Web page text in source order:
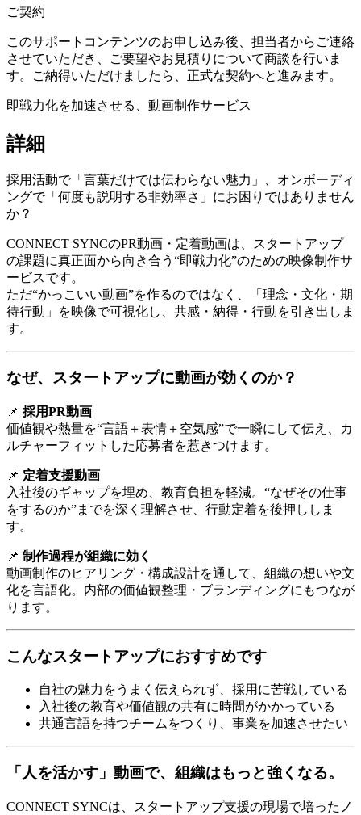
ご契約
このサポートコンテンツのお申し込み後、担当者からご連絡
させていただき、ご要望やお見積りについて商談を行いま
す。ご納得いただけましたら、正式な契約へと進みます。
即戦力化を加速させる、動画制作サービス
詳細
採用活動で「言葉だけでは伝わらない魅力」、オンボーディ
ングで「何度も説明する非効率さ」にお困りではありません
か？
CONNECT SYNCのPR動画・定着動画は、スタートアップ
の課題に真正面から向き合う“即戦力化”のための映像制作サ
ービスです。
ただ“かっこいい動画”を作るのではなく、「理念・文化・期
待行動」を映像で可視化し、共感・納得・行動を引き出しま
す。
なぜ、スタートアップに動画が効くのか？
📌 採用PR動画
価値観や熱量を“言語＋表情＋空気感”で一瞬にして伝え、カ
ルチャーフィットした応募者を惹きつけます。
📌 定着支援動画
入社後のギャップを埋め、教育負担を軽減。“なぜその仕事
をするのか”までを深く理解させ、行動定着を後押ししま
す。
📌 制作過程が組織に効く
動画制作のヒアリング・構成設計を通して、組織の想いや文
化を言語化。内部の価値観整理・ブランディングにもつなが
ります。
こんなスタートアップにおすすめです
自社の魅力をうまく伝えられず、採用に苦戦している
入社後の教育や価値観の共有に時間がかかっている
共通言語を持つチームをつくり、事業を加速させたい
「人を活かす」動画で、組織はもっと強くなる。
CONNECT SYNCは、スタートアップ支援の現場で培ったノ